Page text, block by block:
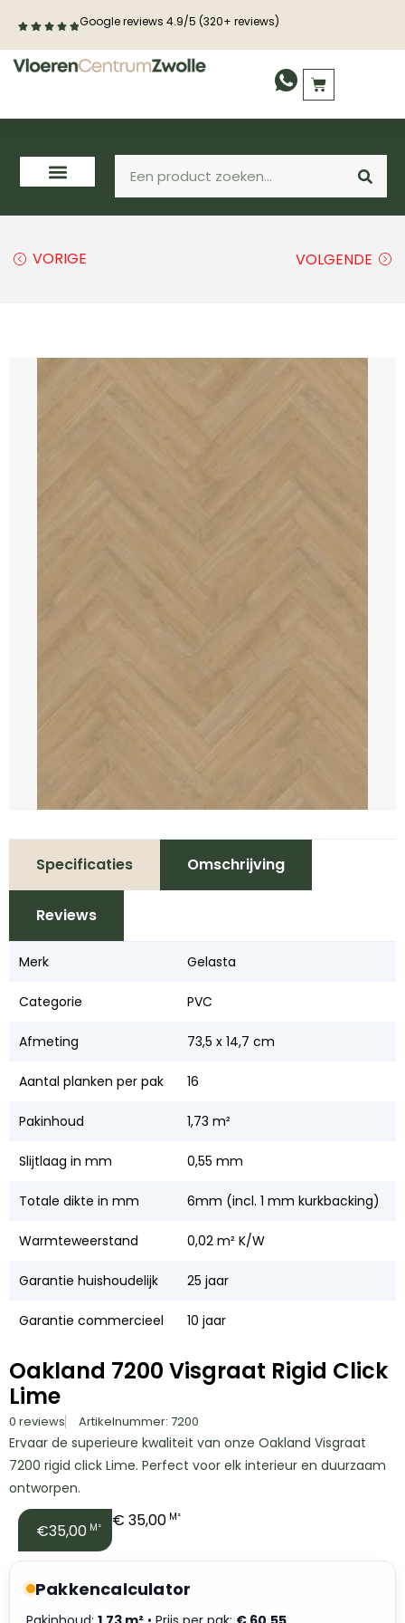
Google reviews 4.9/5 (320+ reviews)
VORIGE VOLGENDE
Specificaties Omschrijving
Reviews
Merk Gelasta
Categorie PVC
Afmeting 73,5 x 14,7 cm
Aantal planken per pak 16
Pakinhoud 1,73 m²
Slijtlaag in mm 0,55 mm
Totale dikte in mm 6mm (incl. 1 mm kurkbacking)
Warmteweerstand 0,02 m² K/W
Garantie huishoudelijk 25 jaar
Garantie commercieel 10 jaar
Oakland 7200 Visgraat Rigid Click
Lime
0 reviews Artikelnummer: 7200
Ervaar de superieure kwaliteit van onze Oakland Visgraat
7200 rigid click Lime. Perfect voor elk interieur en duurzaam
ontworpen.
€35,00 M² € 35,00 M²
Pakkencalculator